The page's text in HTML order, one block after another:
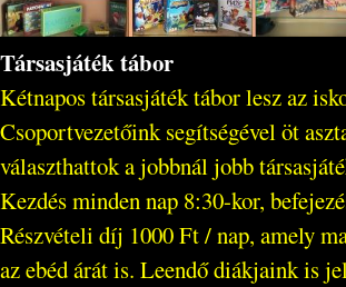
Társasjáték tábor
Kétnapos társasjáték tábor lesz az
Csoportvezetőink segítségével öt
választhattok a jobbnál jobb
Kezdés minden nap 8:30-kor,
Részvételi díj 1000 Ft / nap, amely
az ebéd árát is. Leendő diákjaink is